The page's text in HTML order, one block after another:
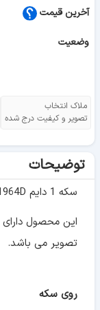
آخرین قیمت
وضعیت
ملاک انتخاب
تصویر و کیفیت درج شده
توضیحات
سکه 1 دایم 1964D روزولت - EF40 - آمریکا
این محصول دارای
تصویر می باشد.
روی سکه